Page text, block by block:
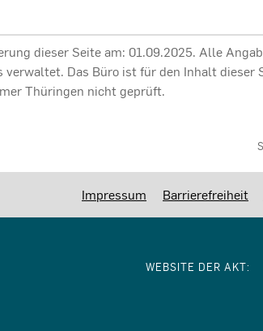
dieser Seite am: 01.09.2025. Alle
Das Büro ist für den Inhalt
Thüringen nicht geprüft.
Impressum Barrierefreiheit
WEBSITE DER AKT: